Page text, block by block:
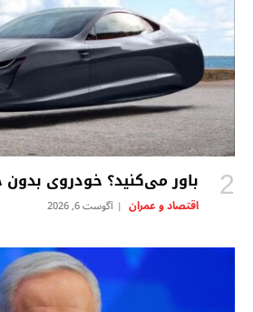
باور می‌کنید؟ خودروی بدون
اقتصاد و عمران آگوست 6, 2026